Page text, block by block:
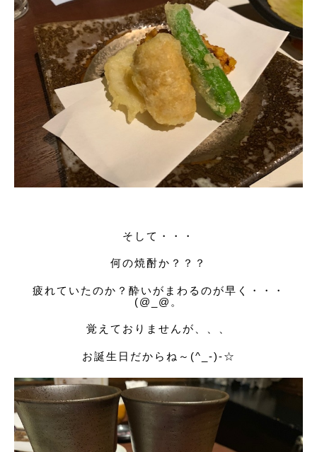
そして・・・
何の焼酎か？？？
疲れていたのか？酔いがまわるのが早く・・・
(@_@。
覚えておりませんが、、、
お誕生日だからね～(^_-)-☆